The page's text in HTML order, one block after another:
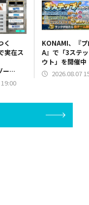
く
実在ス
ー
ト
KONAMI、『
A』で「3ステ
ウト」を開催中
2026.08.07